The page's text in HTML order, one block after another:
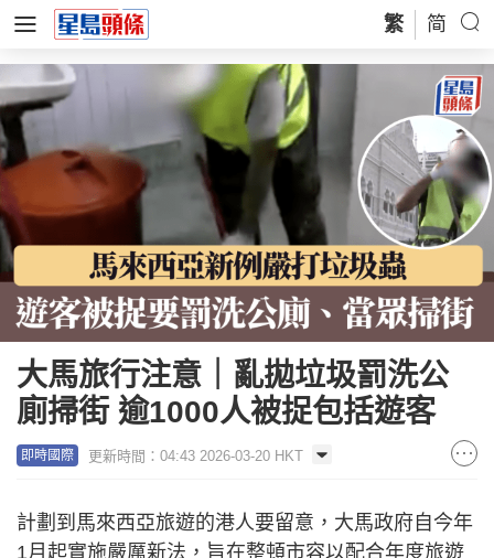
繁 简
大馬旅行注意｜亂拋垃圾罰洗公
廁掃街 逾1000人被捉包括遊客
即時國際 更新時間：04:43 2026-03-20 HKT
計劃到馬來西亞旅遊的港人要留意，大馬政府自今年
1月起實施嚴厲新法，旨在整頓市容以配合年度旅遊